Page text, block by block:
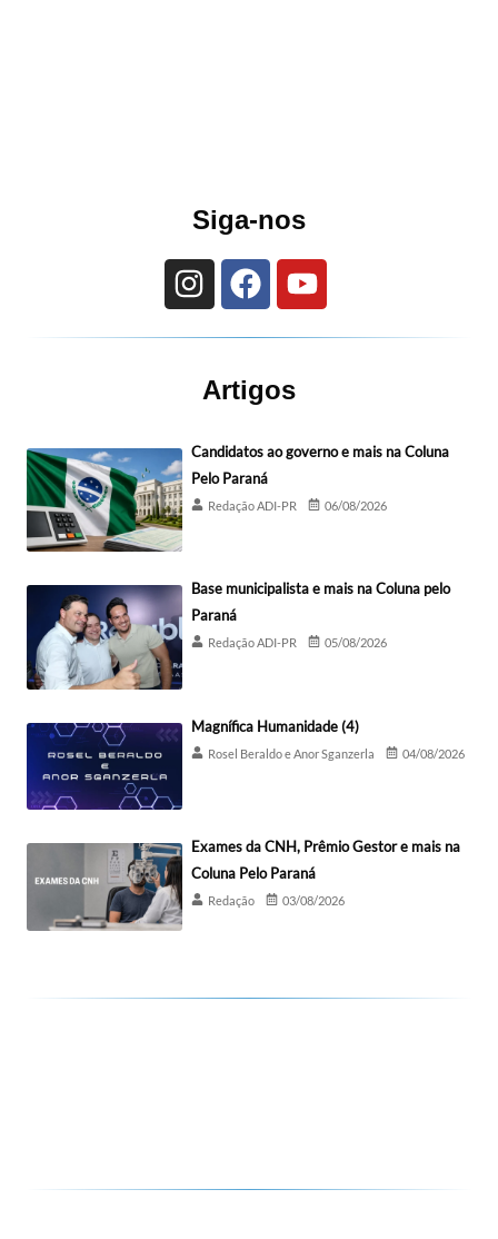
Siga-nos
Artigos
Candidatos ao governo e mais na Coluna
Pelo Paraná
Redação ADI-PR 06/08/2026
Base municipalista e mais na Coluna pelo
Paraná
Redação ADI-PR 05/08/2026
Magnífica Humanidade (4)
Rosel Beraldo e Anor Sganzerla 04/08/2026
Exames da CNH, Prêmio Gestor e mais na
Coluna Pelo Paraná
Redação 03/08/2026